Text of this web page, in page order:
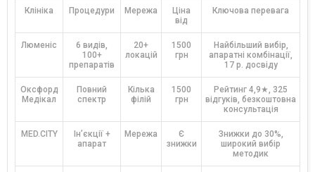
Клініка Процедури Мережа
Ціна
від
Ключова перевага
Люменіс
6 видів,
100+
препаратів
20+
локацій
1500
грн
Найбільший вибір,
апаратні комбінації,
17 р. досвіду
Оксфорд
Медікал
Повний
спектр
Кілька
філій
1500
грн
Рейтинг 4,9★, 325
відгуків, безкоштовна
консультація
MED.CITY
Ін’єкції +
апарат
Мережа
Є
знижки
Знижки до 30%,
широкий вибір
методик